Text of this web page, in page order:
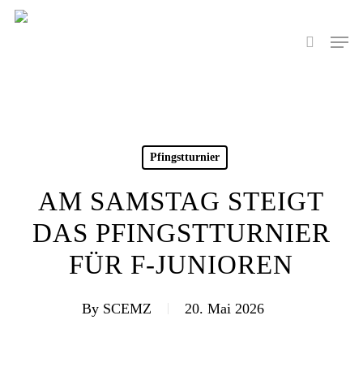
Skip
search
Menu
Pfingstturnier
AM SAMSTAG STEIGT
DAS PFINGSTTURNIER
FÜR F-JUNIOREN
By SCEMZ 20. Mai 2026